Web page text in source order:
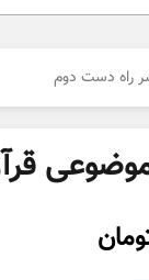
راه دست دوم